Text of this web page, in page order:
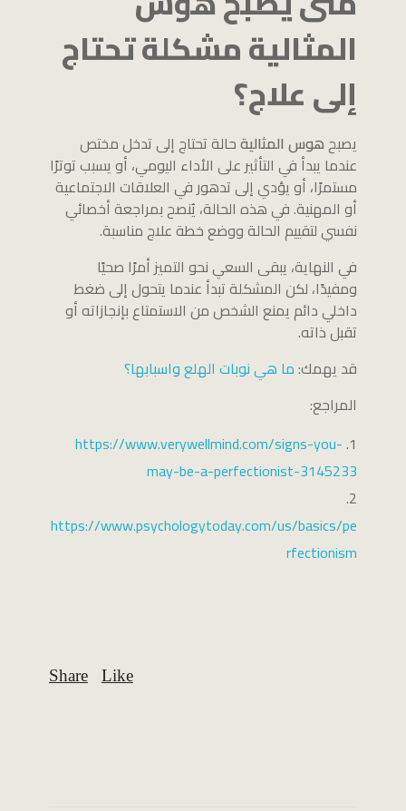
المثالية مشكلة تحتاج
إلى علاج؟
يصبح هوس المثاليةحالة تحتاج إلى تدخل مختص
عندما يبدأ في التأثير على الأداء اليومي، أو يسبب توترًا
مستمرًا، أو يؤدي إلى تدهور في العلاقات الاجتماعية
أو المهنية. في هذه الحالة، يُنصح بمراجعة أخصائي
نفسي لتقييم الحالة ووضع خطة علاج مناسبة.
في النهاية، يبقى السعي نحو التميز أمرًا صحيًا
ومفيدًا، لكن المشكلة تبدأ عندما يتحول إلى ضغط
داخلي دائم يمنع الشخص من الاستمتاع بإنجازاته أو
تقبل ذاته.
قد يهمك:ما هي نوبات الهلع واسبابها؟
المراجع:
https://www.verywellmind.com/signs-you-
may-be-a-perfectionist-3145233
https://www.psychologytoday.com/us/basics/pe
rfectionism